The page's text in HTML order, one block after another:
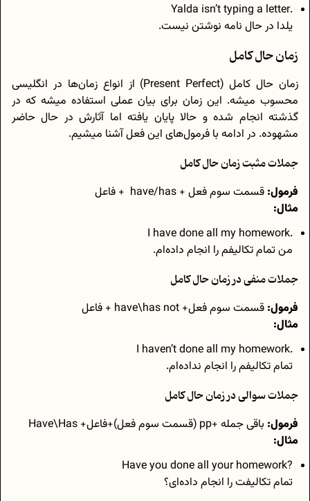
.Yalda isn’t typing a letter
یلدا در حال نامه نوشتن نیست.
زمان حال کامل
زمان حال کامل (Present Perfect) از انواع زمان‌ها در انگلیسی
محسوب میشه. این زمان برای بیان عملی استفاده میشه که در
گذشته‌ انجام شده و حالا پایان یافته اما آثارش در حال حاضر
مشهوده. در ادامه با فرمول‌های این فعل آشنا میشیم.
جملات مثبت زمان حال کامل
فرمول: قسمت سوم فعل + have/has + فاعل
مثال:
.I have done all my homework
من تمام تکالیفم را انجام داده‌ام.
جملات منفی در زمان حال کامل
فرمول: قسمت سوم فعل+ have\has not + فاعل
مثال:
.I haven’t done all my homework
تمام تکالیفم را انجام نداده‌ام.
جملات سوالی در زمان حال کامل
فرمول: باقی جمله +pp (قسمت سوم فعل)+فاعل+ Have\Has
مثال:
?Have you done all your homework
تمام تکالیفت را انجام داده‌ای؟